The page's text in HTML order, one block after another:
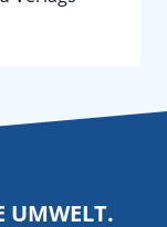
UMWELT.